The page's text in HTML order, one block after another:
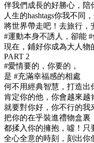
伴我們成長的好勝心，陪
人生的hashtags你我不同
將世界帶走吧！去旅行，
#運動本身不誘人，卻能 #
現在，鋪好你成為大人物
PART 2
#愛情要的，你要的，
是 #充滿幸福感的相處
何不用經典智慧，打造出
肯定你的他，你會越來越
就要對你好，你不行的我
把你的在乎裝進禮物盒裏
都揉入你的擁抱，噓！只
全心全意的時刻，刻出你